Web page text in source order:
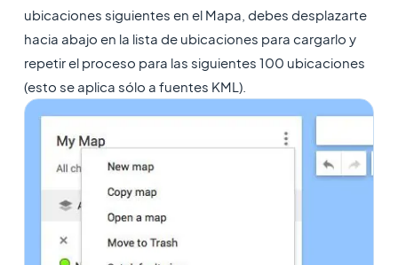
ubicaciones siguientes en el Mapa, debes desplazarte
hacia abajo en la lista de ubicaciones para cargarlo y
repetir el proceso para las siguientes 100 ubicaciones
(esto se aplica sólo a fuentes KML).